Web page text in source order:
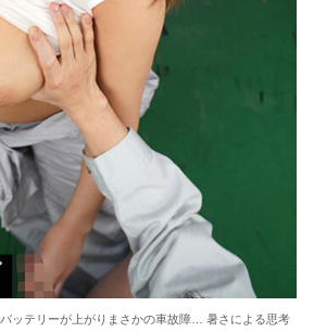
バッテリーが上がりまさかの車故障… 暑さによる思考